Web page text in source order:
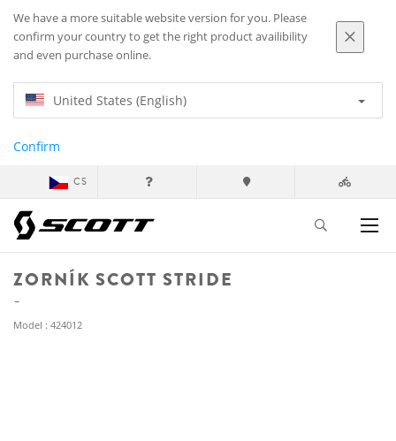
We have a more suitable website version for you. Please
confirm your country to get the right product availibility
and even purchase online.
United States (English)
Confirm
CS
ZORNÍK SCOTT STRIDE
Model : 424012